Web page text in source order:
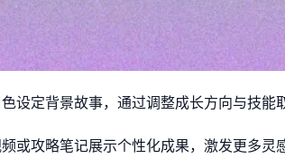
设定背景故事，通过调整成长方向与技能
或攻略笔记展示个性化成果，激发更多灵感